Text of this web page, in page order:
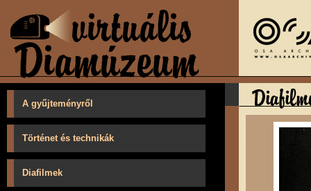
A gyűjteményről
Történet és technikák
Diafilmek